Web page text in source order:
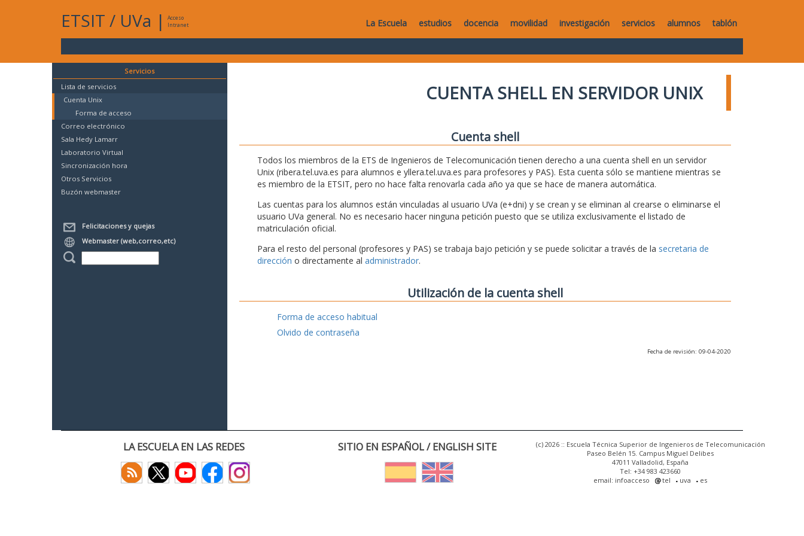
ETSIT / UVa |
Acceso
Intranet
La Escuela estudios docencia movilidad investigación servicios alumnos tablón
Servicios
Lista de servicios
Cuenta Unix
Forma de acceso
Correo electrónico
Sala Hedy Lamarr
Laboratorio Virtual
Sincronización hora
Otros Servicios
Buzón webmaster
Felicitaciones y quejas
Webmaster (web,correo,etc)
CUENTA SHELL EN SERVIDOR UNIX
Cuenta shell
Todos los miembros de la ETS de Ingenieros de Telecomunicación tienen derecho a una cuenta shell en un servidor
Unix (ribera.tel.uva.es para alumnos e yllera.tel.uva.es para profesores y PAS). Esta cuenta sólo se mantiene mientras se
es miembro de la ETSIT, pero no hace falta renovarla cada año ya que se hace de manera automática.
Las cuentas para los alumnos están vinculadas al usuario UVa (e+dni) y se crean y se eliminan al crearse o eliminarse el
usuario UVa general. No es necesario hacer ninguna petición puesto que se utiliza exclusivamente el listado de
matriculación oficial.
Para el resto del personal (profesores y PAS) se trabaja bajo petición y se puede solicitar a través de la secretaria de
dirección o directamente al administrador.
Utilización de la cuenta shell
Forma de acceso habitual
Olvido de contraseña
Fecha de revisión: 09-04-2020
LA ESCUELA EN LAS REDES SITIO EN ESPAÑOL / ENGLISH SITE
(c) 2026 :: Escuela Técnica Superior de Ingenieros de Telecomunicación
Paseo Belén 15. Campus Miguel Delibes
47011 Valladolid, España
Tel: +34 983 423660
email: infoacceso
tel uva es